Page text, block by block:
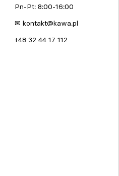
Pn-Pt: 8:00-16:00
✉ kontakt@kawa.pl
+48 32 44 17 112